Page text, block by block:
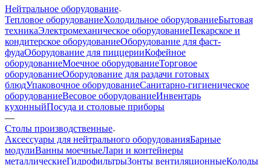
Нейтральное оборудование
Тепловое оборудованиеХолодильное оборудованиеБытовая
техникаЭлектромеханическое оборудованиеПекарское и
кондитерское оборудованиеОборудование для фаст-
фудаОборудование для пиццерииКофейное
оборудованиеМоечное оборудованиеТорговое
оборудованиеОборудование для раздачи готовых
блюдУпаковочное оборудованиеСанитарно-гигиеническое
оборудованиеВесовое оборудованиеИнвентарь
кухонныйПосуда и столовые приборы
—
Столы производственные
Аксессуары для нейтрального оборудованияБарные
модулиВанны моечныеЛари и контейнеры
металлическиеГидрофильтрыЗонты вентиляционныеКолоды